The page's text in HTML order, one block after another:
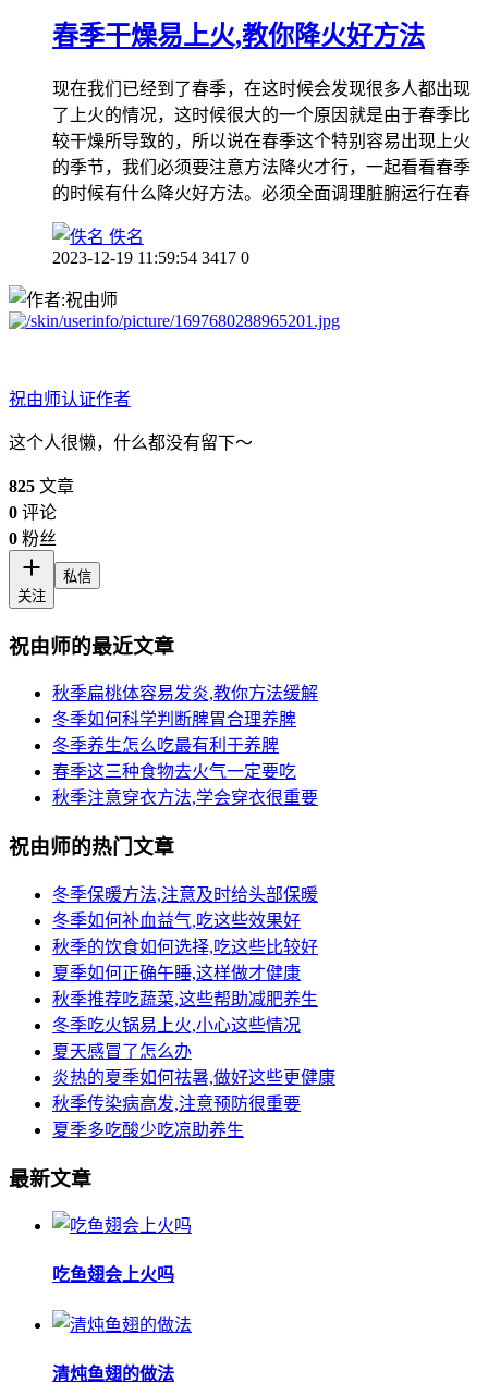
春季干燥易上火,教你降火好方法
现在我们已经到了春季，在这时候会发现很多人都出现
了上火的情况，这时候很大的一个原因就是由于春季比
较干燥所导致的，所以说在春季这个特别容易出现上火
的季节，我们必须要注意方法降火才行，一起看看春季
的时候有什么降火好方法。必须全面调理脏腑运行在春
佚名
2023-12-19 11:59:54 3417 0
祝由师认证作者
这个人很懒，什么都没有留下～
825 文章
0 评论
0 粉丝
关注
私信
祝由师的最近文章
秋季扁桃体容易发炎,教你方法缓解
冬季如何科学判断脾胃合理养脾
冬季养生怎么吃最有利于养脾
春季这三种食物去火气一定要吃
秋季注意穿衣方法,学会穿衣很重要
祝由师的热门文章
冬季保暖方法,注意及时给头部保暖
冬季如何补血益气,吃这些效果好
秋季的饮食如何选择,吃这些比较好
夏季如何正确午睡,这样做才健康
秋季推荐吃蔬菜,这些帮助减肥养生
冬季吃火锅易上火,小心这些情况
夏天感冒了怎么办
炎热的夏季如何祛暑,做好这些更健康
秋季传染病高发,注意预防很重要
夏季多吃酸少吃凉助养生
最新文章
吃鱼翅会上火吗
清炖鱼翅的做法